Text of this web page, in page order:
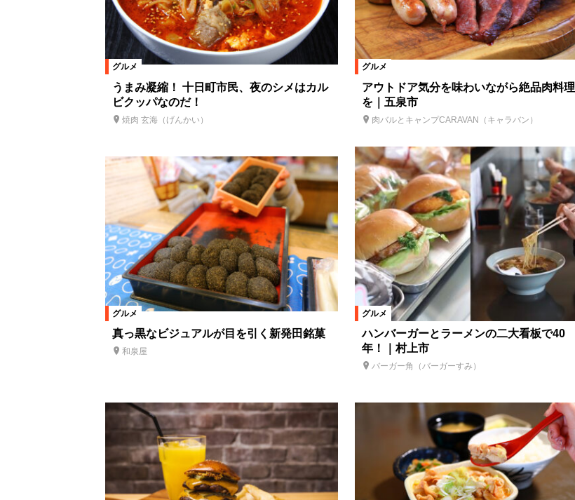
グルメ
うまみ凝縮！ 十日町市民、夜のシメはカル
ビクッパなのだ！
焼肉 玄海（げんかい）
グルメ
アウトドア気分を味わいながら絶品肉料理
を｜五泉市
肉バルとキャンプCARAVAN（キャラバン）
グルメ
真っ黒なビジュアルが目を引く新発田銘菓
和泉屋
グルメ
ハンバーガーとラーメンの二大看板で40
年！｜村上市
バーガー角（バーガーすみ）